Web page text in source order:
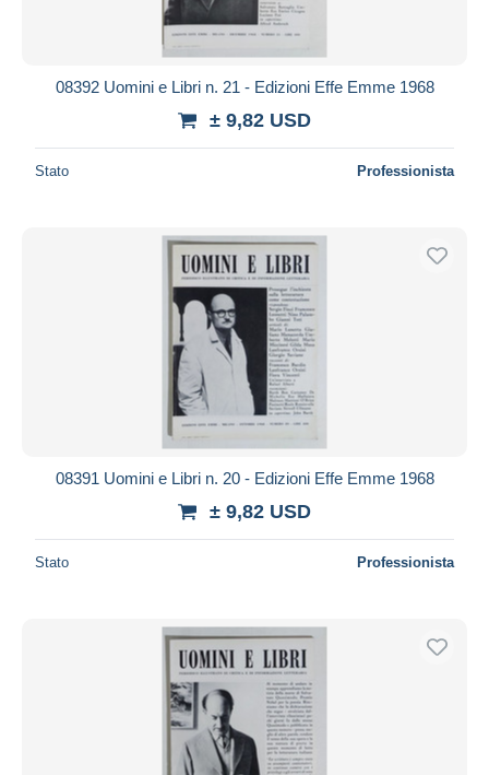
08392 Uomini e Libri n. 21 - Edizioni Effe Emme 1968
± 9,82 USD
Stato Professionista
08391 Uomini e Libri n. 20 - Edizioni Effe Emme 1968
± 9,82 USD
Stato Professionista